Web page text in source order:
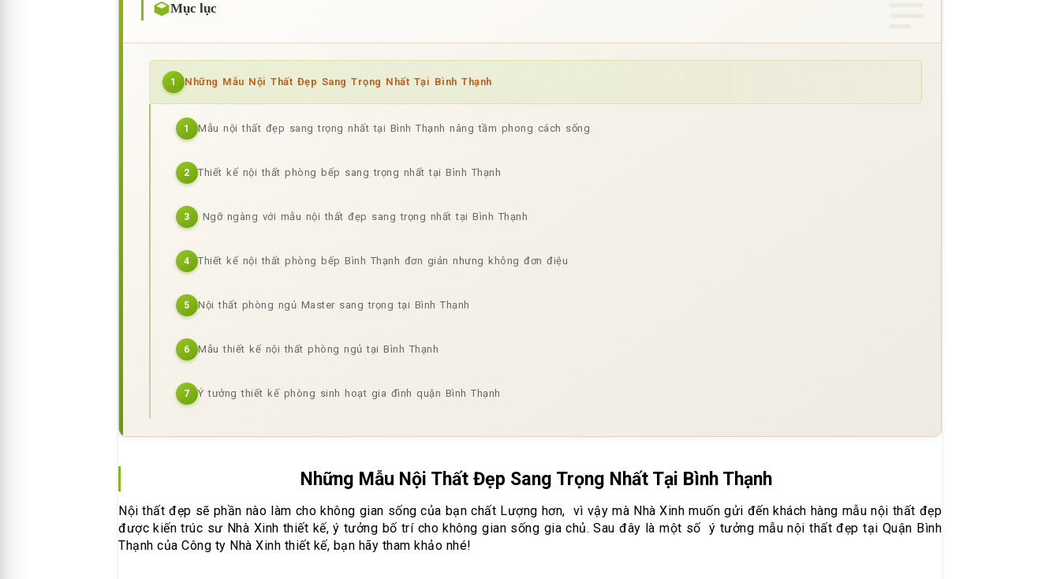
Mục lục
1 Những Mẫu Nội Thất Đẹp Sang Trọng Nhất Tại Bình Thạnh
1 Mẫu nội thất đẹp sang trọng nhất tại Bình Thạnh nâng tầm phong cách sống
2 Thiết kế nội thất phòng bếp sang trọng nhất tại Bình Thạnh
3 Ngỡ ngàng với mẫu nội thất đẹp sang trọng nhất tại Bình Thạnh
4 Thiết kế nội thất phòng bếp Bình Thạnh đơn giản nhưng không đơn điệu
5 Nội thất phòng ngủ Master sang trọng tại Bình Thạnh
6 Mẫu thiết kế nội thất phòng ngủ tại Bình Thạnh
7 Ý tưởng thiết kế phòng sinh hoạt gia đình quận Bình Thạnh
Những Mẫu Nội Thất Đẹp Sang Trọng Nhất Tại Bình Thạnh
Nội thất đẹp sẽ phần nào làm cho không gian sống của bạn chất Lượng hơn, vì vậy mà Nhà Xinh muốn gửi đến khách hàng mẫu nội thất đẹp
được kiến trúc sư Nhà Xinh thiết kế, ý tưởng bố trí cho không gian sống gia chủ. Sau đây là một số ý tưởng mẫu nội thất đẹp tại Quận Bình
Thạnh của Công ty Nhà Xinh thiết kế, bạn hãy tham khảo nhé!